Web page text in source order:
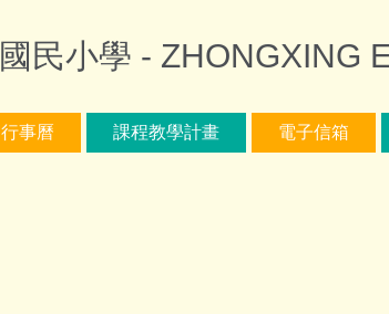
民小學 - ZHONGXING
行事曆 課程教學計畫 電子信箱